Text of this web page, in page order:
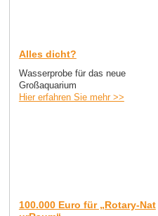
Alles dicht?
Wasserprobe für das neue
Großaquarium
Hier erfahren Sie mehr >>
100.000 Euro für „Rotary-Nat